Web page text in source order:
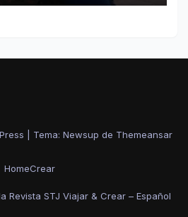
Tema: Newsup de Themeansar
HomeCrear
Revista STJ Viajar & Crear – Español